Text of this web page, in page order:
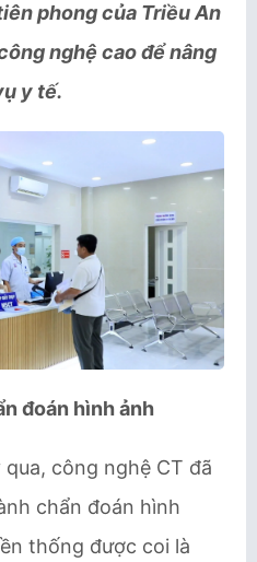
phong của Triều An
nghệ cao để nâng
y tế.
đoán hình ảnh
công nghệ CT đã
chẩn đoán hình
thống được coi là